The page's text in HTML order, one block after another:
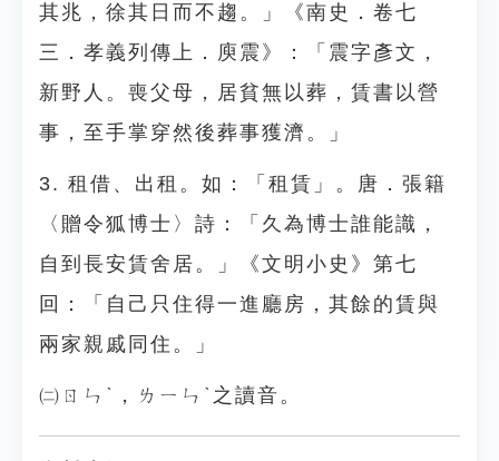
其兆，徐其日而不趨。」《南史．卷七
三．孝義列傳上．庾震》：「震字彥文，
新野人。喪父母，居貧無以葬，賃書以營
事，至手掌穿然後葬事獲濟。」
3. 租借、出租。如：「租賃」。唐．張籍
〈贈令狐博士〉詩：「久為博士誰能識，
自到長安賃舍居。」《文明小史》第七
回：「自己只住得一進廳房，其餘的賃與
兩家親戚同住。」
㈡ㄖㄣˋ，ㄌㄧㄣˋ之讀音。